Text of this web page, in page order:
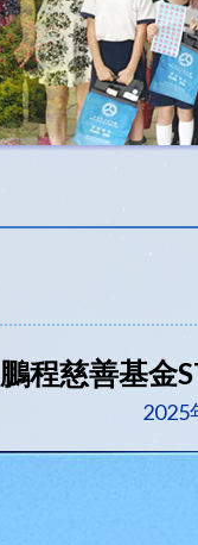
鵬程慈善基金
2025